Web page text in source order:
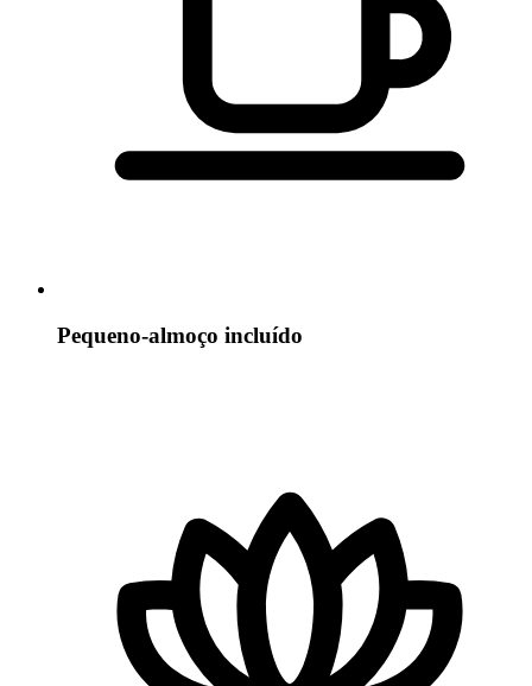
Pequeno-almoço incluído